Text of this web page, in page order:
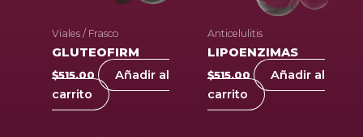
Viales / Frasco
GLUTEOFIRM
$515.00
Añadir al
carrito
Anticelulitis
LIPOENZIMAS
$515.00
Añadir al
carrito